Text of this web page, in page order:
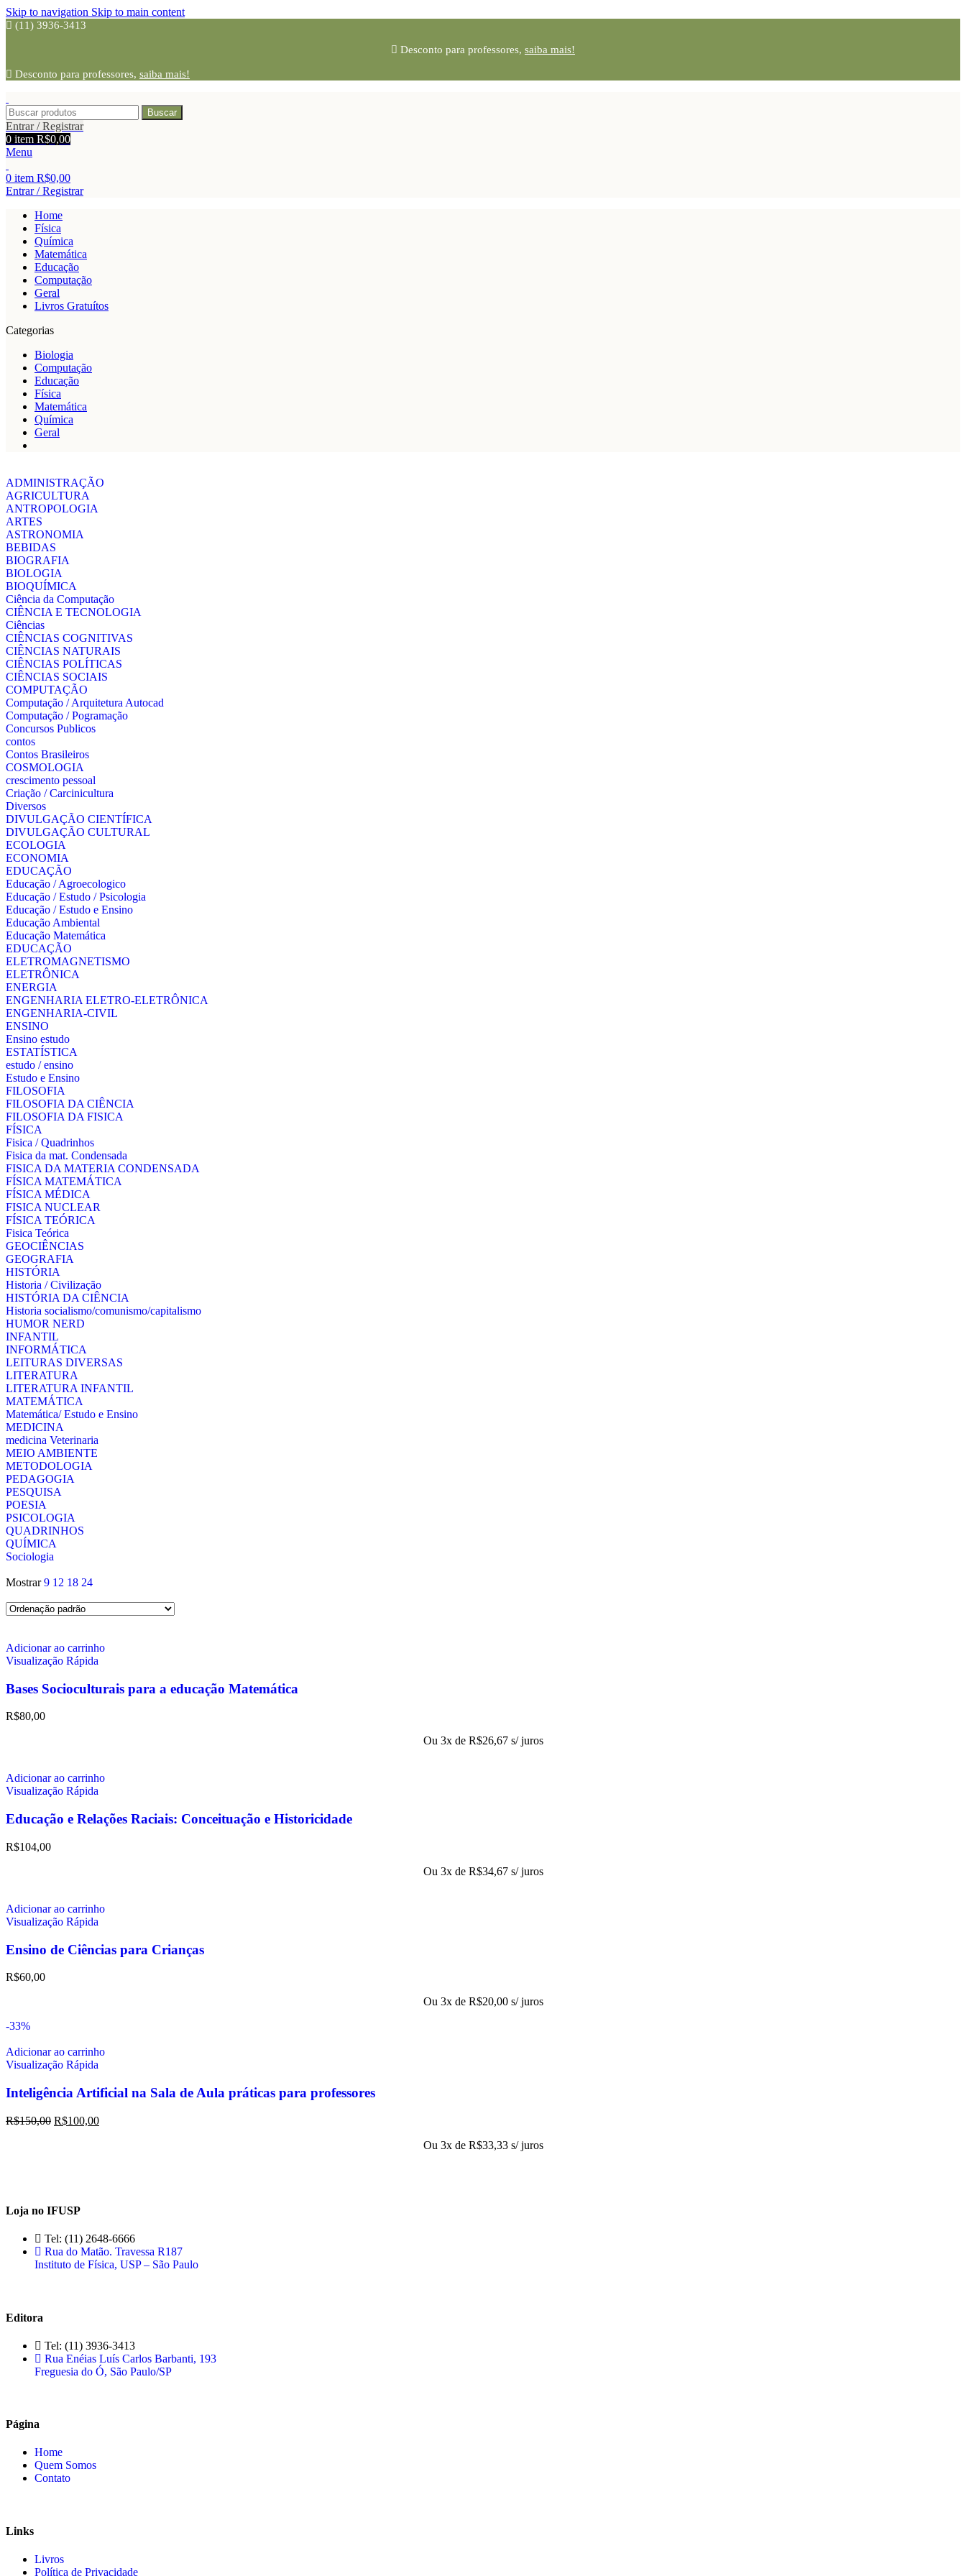
Skip to navigation Skip to main content
(11) 3936-3413
Desconto para professores, saiba mais!
Desconto para professores, saiba mais!
Buscar
Entrar / Registrar
0 item R$0,00
Menu
0 item R$0,00
Entrar / Registrar
Home
Física
Química
Matemática
Educação
Computação
Geral
Livros Gratuítos
Categorias
Biologia
Computação
Educação
Física
Matemática
Química
Geral
ADMINISTRAÇÃO
AGRICULTURA
ANTROPOLOGIA
ARTES
ASTRONOMIA
BEBIDAS
BIOGRAFIA
BIOLOGIA
BIOQUÍMICA
Ciência da Computação
CIÊNCIA E TECNOLOGIA
Ciências
CIÊNCIAS COGNITIVAS
CIÊNCIAS NATURAIS
CIÊNCIAS POLÍTICAS
CIÊNCIAS SOCIAIS
COMPUTAÇÃO
Computação / Arquitetura Autocad
Computação / Pogramação
Concursos Publicos
contos
Contos Brasileiros
COSMOLOGIA
crescimento pessoal
Criação / Carcinicultura
Diversos
DIVULGAÇÃO CIENTÍFICA
DIVULGAÇÃO CULTURAL
ECOLOGIA
ECONOMIA
EDUCAÇÃO
Educação / Agroecologico
Educação / Estudo / Psicologia
Educação / Estudo e Ensino
Educação Ambiental
Educação Matemática
EDUCAÇÃO
ELETROMAGNETISMO
ELETRÔNICA
ENERGIA
ENGENHARIA ELETRO-ELETRÔNICA
ENGENHARIA-CIVIL
ENSINO
Ensino estudo
ESTATÍSTICA
estudo / ensino
Estudo e Ensino
FILOSOFIA
FILOSOFIA DA CIÊNCIA
FILOSOFIA DA FISICA
FÍSICA
Fisica / Quadrinhos
Fisica da mat. Condensada
FISICA DA MATERIA CONDENSADA
FÍSICA MATEMÁTICA
FÍSICA MÉDICA
FISICA NUCLEAR
FÍSICA TEÓRICA
Fisica Teórica
GEOCIÊNCIAS
GEOGRAFIA
HISTÓRIA
Historia / Civilização
HISTÓRIA DA CIÊNCIA
Historia socialismo/comunismo/capitalismo
HUMOR NERD
INFANTIL
INFORMÁTICA
LEITURAS DIVERSAS
LITERATURA
LITERATURA INFANTIL
MATEMÁTICA
Matemática/ Estudo e Ensino
MEDICINA
medicina Veterinaria
MEIO AMBIENTE
METODOLOGIA
PEDAGOGIA
PESQUISA
POESIA
PSICOLOGIA
QUADRINHOS
QUÍMICA
Sociologia
Mostrar9 12 18 24
Adicionar ao carrinho
Visualização Rápida
Bases Socioculturais para a educação Matemática
R$80,00
Ou 3x de R$26,67 s/ juros
Adicionar ao carrinho
Visualização Rápida
Educação e Relações Raciais: Conceituação e Historicidade
R$104,00
Ou 3x de R$34,67 s/ juros
Adicionar ao carrinho
Visualização Rápida
Ensino de Ciências para Crianças
R$60,00
Ou 3x de R$20,00 s/ juros
-33%
Adicionar ao carrinho
Visualização Rápida
Inteligência Artificial na Sala de Aula práticas para professores
R$150,00 R$100,00
Ou 3x de R$33,33 s/ juros
Loja no IFUSP
Tel: (11) 2648-6666
Rua do Matão. Travessa R187
Instituto de Física, USP – São Paulo
Editora
Tel: (11) 3936-3413
Rua Enéias Luís Carlos Barbanti, 193
Freguesia do Ó, São Paulo/SP
Página
Home
Quem Somos
Contato
Links
Livros
Política de Privacidade